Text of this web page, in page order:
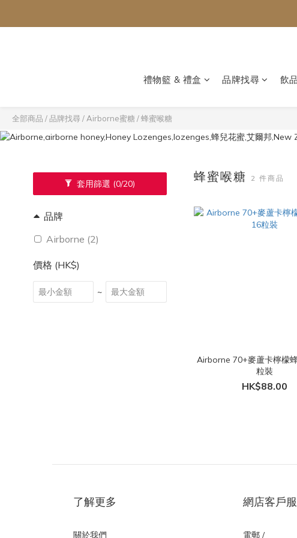
禮物籃 & 禮盒 品牌找尋 飲
全部商品 /品牌找尋 / Airborne蜜糖/蜂蜜喉糖
套用篩選 (0/20)
品牌
Airborne (2)
價格 (HK$)
~
蜂蜜喉糖 2 件商品
Airborne 70+麥蘆卡檸檬
粒裝
HK$88.00
了解更多
關於我們
網店客戶
電郵 /